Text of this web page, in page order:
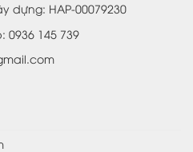
dựng: HAP-00079230
145 739